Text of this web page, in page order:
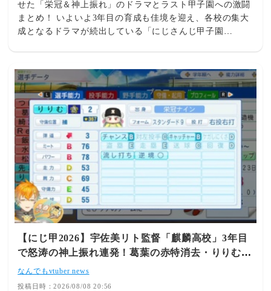
せた「栄冠＆神上振れ」のドラマとラスト甲子園への激闘
まとめ！ いよいよ3年目の育成も佳境を迎え、各校の集大
成となるドラマが続出している「にじさんじ甲子園
学園」が魅せた夏の県大会優勝＆青特覚醒、そして宇佐美
リト監督の「麒麟高校」が起こした怒涛の神上振れと甲子
園出場決定！熱すぎる3校の激闘と感動のハイライトを一
挙に振り返ります！ 🔥 注目の3校が見せた歓喜と激闘の軌
跡 不破湊監督 / ギラギラホスト高校 【にじ甲2026】不破
湊監督「ギラギラホスト高校」春の甲子園リベンジ優勝！
堅実な育成と名采配が生んだ運の引き寄せ＆激アツ青特成
長にファン歓喜！ 前年の悔しさを胸に挑んだ春の甲子園
で見事にリベンジを果たし、栄冠の全国優勝を達成！コツ
コツと積み重ねた堅実な育成と要所での見事な名采配が光
り、選手たちの激アツな青特成長を引き寄せました。最高
の弾みを付けて最後の夏へと突き進みます！ 記事の詳細
を見る ➔ フレン監督 / 帝国立ロイヤルナイツ学園 【にじ
甲2026】フレン監督「帝国立ロイヤルナイツ学園」夏の県
大会優勝＆インタビューイベントで青特覚醒！集大成のラ
スト甲子園へファンから熱い声援！ 3年目の集大成となる
夏県大会を圧巻の勝ち上がりで見事優勝！フレン監督の勇
【にじ甲2026】宇佐美リト監督「麒麟高校」3年目
で怒涛の神上振れ連発！葛葉の赤特消去・りりむキ
ャッチャーA＆フレーミング獲得で甲子園出場決定
にファン号泣！
なんでもvtuber news
投稿日時：2026/08/08 20:56